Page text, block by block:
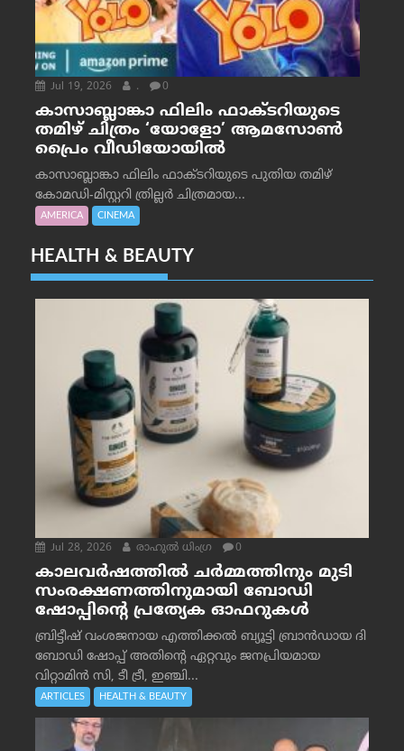
Jul 19, 2026 . 0
കാസാബ്ലാങ്കാ ഫിലിം ഫാക്ടറിയുടെ
തമിഴ് ചിത്രം ‘യോളോ’ ആമസോൺ
പ്രൈം വീഡിയോയിൽ
കാസാബ്ലാങ്കാ ഫിലിം ഫാക്ടറിയുടെ പുതിയ തമിഴ്
കോമഡി-മിസ്റ്ററി ത്രില്ലർ ചിത്രമായ...
AMERICA CINEMA
HEALTH & BEAUTY
Jul 28, 2026 രാഹുല്‍ ധിംഗ്ര 0
കാലവർഷത്തിൽ ചർമ്മത്തിനും മുടി
സംരക്ഷണത്തിനുമായി ബോഡി
ഷോപ്പിന്റെ പ്രത്യേക ഓഫറുകൾ
ബ്രിട്ടീഷ് വംശജനായ എത്തിക്കൽ ബ്യൂട്ടി ബ്രാൻഡായ ദി
ബോഡി ഷോപ്പ് അതിന്റെ ഏറ്റവും ജനപ്രിയമായ
വിറ്റാമിൻ സി, ടീ ട്രീ, ഇഞ്ചി...
ARTICLES HEALTH & BEAUTY